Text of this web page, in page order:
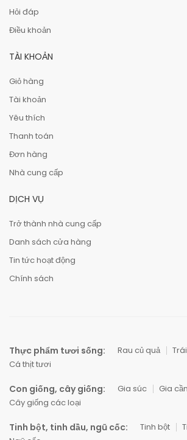
Hỏi đáp
Điều khoản
TÀI KHOẢN
Giỏ hàng
Tài khoản
Yêu thích
Thanh toán
Đơn hàng
Nhà cung cấp
DỊCH VỤ
Trở thành nhà cung cấp
Danh sách cửa hàng
Tin tức hoạt động
Chính sách
Thực phẩm tươi sống: Rau củ quả
Cá thịt tươi
Con giống, cây giống: Gia súc Gia
Cây giống các loại
Tinh bột, tinh dầu, ngũ cốc: Tinh bột